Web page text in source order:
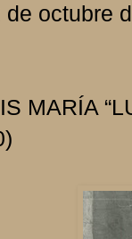
octubre
MARÍA